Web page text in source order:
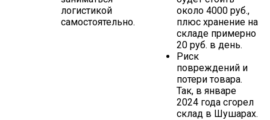
логистикой
самостоятельно.
около 4000 руб.,
плюс хранение на
складе примерно
20 руб. в день.
Риск
повреждений и
потери товара.
Так, в январе
2024 года сгорел
склад в Шушарах.